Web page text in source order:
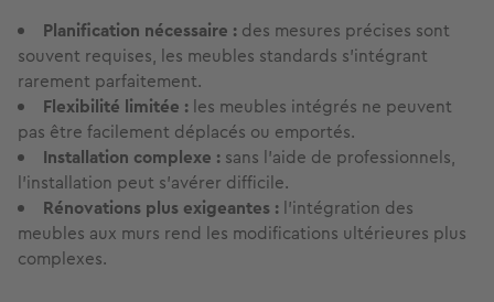
Planification nécessaire : des mesures précises sont
souvent requises, les meubles standards s'intégrant
rarement parfaitement.
Flexibilité limitée : les meubles intégrés ne peuvent
pas être facilement déplacés ou emportés.
Installation complexe : sans l'aide de professionnels,
l'installation peut s'avérer difficile.
Rénovations plus exigeantes : l'intégration des
meubles aux murs rend les modifications ultérieures plus
complexes.